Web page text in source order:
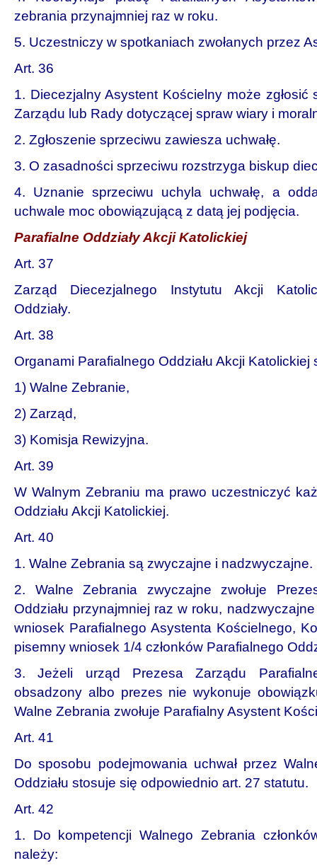
zebrania przynajmniej raz w roku.
5. Uczestniczy w spotkaniach zwołanych przez
Art. 36
1. Diecezjalny Asystent Kościelny może zgłosić
Zarządu lub Rady dotyczącej spraw wiary i
2. Zgłoszenie sprzeciwu zawiesza uchwałę.
3. O zasadności sprzeciwu rozstrzyga biskup
4. Uznanie sprzeciwu uchyla uchwałę, a
uchwale moc obowiązującą z datą jej podjęcia.
Parafialne Oddziały Akcji Katolickiej
Art. 37
Zarząd Diecezjalnego Instytutu Akcji
Oddziały.
Art. 38
Organami Parafialnego Oddziału Akcji Katolickiej
1) Walne Zebranie,
2) Zarząd,
3) Komisja Rewizyjna.
Art. 39
W Walnym Zebraniu ma prawo uczestniczyć
Oddziału Akcji Katolickiej.
Art. 40
1. Walne Zebrania są zwyczajne i nadzwyczajne.
2. Walne Zebrania zwyczajne zwołuje
Oddziału przynajmniej raz w roku,
wniosek Parafialnego Asystenta Kościelnego,
pisemny wniosek 1/4 członków Parafialnego
3. Jeżeli urząd Prezesa Zarządu
obsadzony albo prezes nie wykonuje
Walne Zebrania zwołuje Parafialny Asystent
Art. 41
Do sposobu podejmowania uchwał przez
Oddziału stosuje się odpowiednio art. 27 statutu.
Art. 42
1. Do kompetencji Walnego Zebrania
należy: